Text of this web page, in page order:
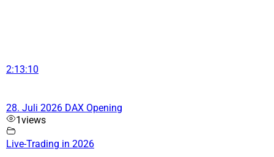
2:13:10
28. Juli 2026 DAX Opening
1views
Live-Trading in 2026